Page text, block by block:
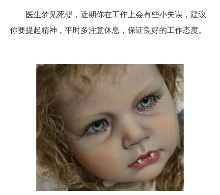
医生梦见死婴，近期你在工作上会有些小失误，建议
你要提起精神，平时多注意休息，保证良好的工作态度。